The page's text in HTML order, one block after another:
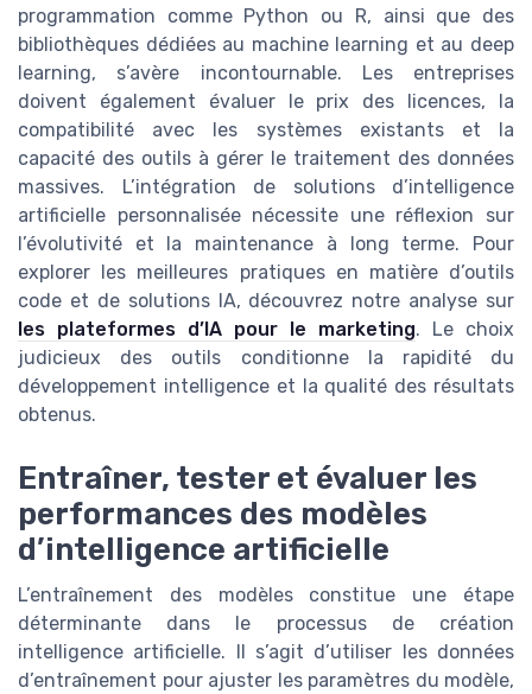
programmation comme Python ou R, ainsi que des
bibliothèques dédiées au machine learning et au deep
learning, s’avère incontournable. Les entreprises
doivent également évaluer le prix des licences, la
compatibilité avec les systèmes existants et la
capacité des outils à gérer le traitement des données
massives. L’intégration de solutions d’intelligence
artificielle personnalisée nécessite une réflexion sur
l’évolutivité et la maintenance à long terme. Pour
explorer les meilleures pratiques en matière d’outils
code et de solutions IA, découvrez notre analyse sur
les plateformes d’IA pour le marketing. Le choix
judicieux des outils conditionne la rapidité du
développement intelligence et la qualité des résultats
obtenus.
Entraîner, tester et évaluer les
performances des modèles
d’intelligence artificielle
L’entraînement des modèles constitue une étape
déterminante dans le processus de création
intelligence artificielle. Il s’agit d’utiliser les données
d’entraînement pour ajuster les paramètres du modèle,